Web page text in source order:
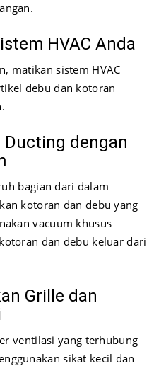
HVAC Anda
matikan sistem HVAC
debu dan kotoran
Ducting dengan
bagian dari dalam
kotoran dan debu yang
vacuum khusus
dan debu keluar dari
Grille dan
ventilasi yang terhubung
sikat kecil dan